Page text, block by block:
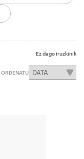
Ez dago iruzkinik
ORDENATU